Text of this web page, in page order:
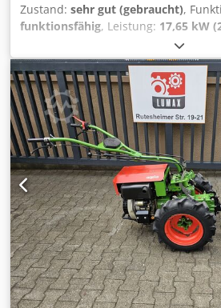
Zustand: sehr gut (gebraucht),
funktionsfähig, Leistung: 17,65 kW
, Kraftstoff:
Sonstige, Baujahr:2023, AGRIA
neues Modell !!! Ferngesteuerte
Sichelmulchdeck Diese AGRIA 9600-
Baujahr 2023, und hat erst 304
und befindet sich in einem sehr
normalen Gebrauchs- und
Kundendienst frisch durchgeführt.
44.900,-€. Der Nettopreis beträgt
31.900,-€ - Besichtigung /
Versand kostet bundesweit 400,-€
Aiexa Ar Tstea - Finanzierung /
Sie angefragt werden